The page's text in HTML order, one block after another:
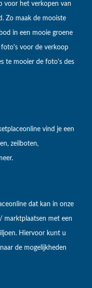
voor het verkopen van
Zo maak de mooiste
in een mooie groene
voor de verkoop
te mooier de foto's des
vind je een
zeilboten,
dat kan in onze
marktplaatsen met een
Hiervoor kunt u
de mogelijkheden